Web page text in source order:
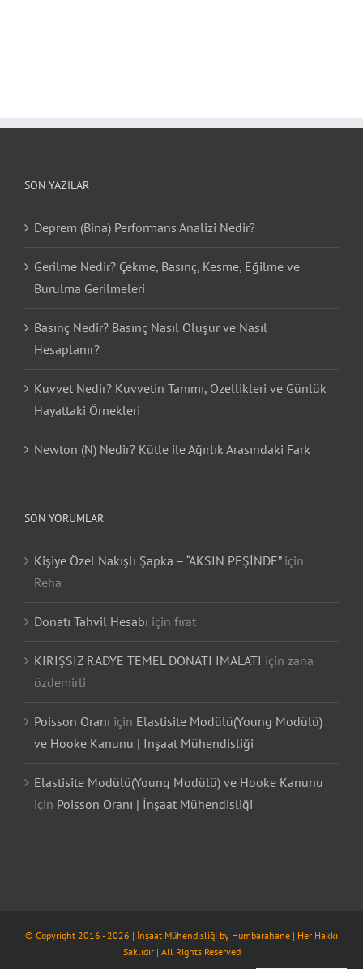
SON YAZILAR
Deprem (Bina) Performans Analizi Nedir?
Gerilme Nedir? Çekme, Basınç, Kesme, Eğilme ve
Burulma Gerilmeleri
Basınç Nedir? Basınç Nasıl Oluşur ve Nasıl
Hesaplanır?
Kuvvet Nedir? Kuvvetin Tanımı, Özellikleri ve Günlük
Hayattaki Örnekleri
Newton (N) Nedir? Kütle ile Ağırlık Arasındaki Fark
SON YORUMLAR
Kişiye Özel Nakışlı Şapka – “AKSIN PEŞİNDE”için
Reha
Donatı Tahvil Hesabı için fırat
KİRİŞSİZ RADYE TEMEL DONATI İMALATI için zana
özdemirli
Poisson Oranı için Elastisite Modülü(Young Modülü)
ve Hooke Kanunu | İnşaat Mühendisliği
Elastisite Modülü(Young Modülü) ve Hooke Kanunu
için Poisson Oranı | İnşaat Mühendisliği
© Copyright 2016 -2026 | İnşaat Mühendisliği by Humbarahane | Her Hakkı
Saklıdır | All Rights Reserved